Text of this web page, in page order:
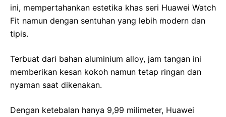
ini, mempertahankan estetika khas seri Huawei Watch
Fit namun dengan sentuhan yang lebih modern dan
tipis.
Terbuat dari bahan aluminium alloy, jam tangan ini
memberikan kesan kokoh namun tetap ringan dan
nyaman saat dikenakan.
Dengan ketebalan hanya 9,99 milimeter, Huawei